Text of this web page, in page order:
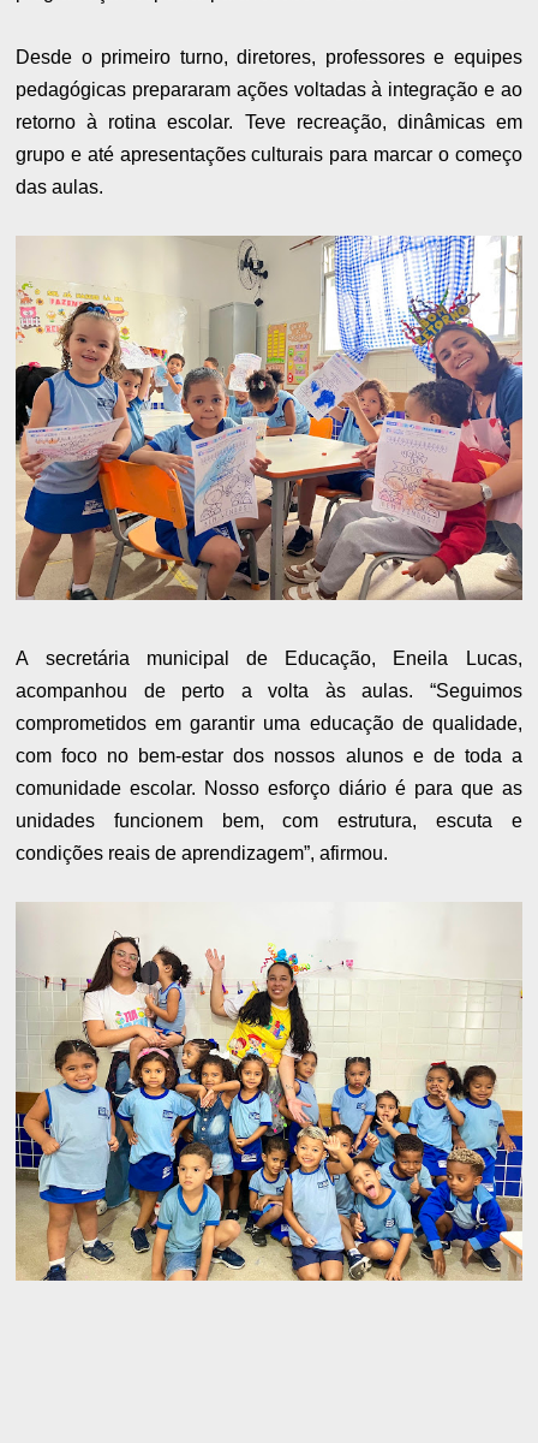
Desde o primeiro turno, diretores, professores e equipes
pedagógicas prepararam ações voltadas à integração e ao
retorno à rotina escolar. Teve recreação, dinâmicas em
grupo e até apresentações culturais para marcar o começo
das aulas.
A secretária municipal de Educação, Eneila Lucas,
acompanhou de perto a volta às aulas. “Seguimos
comprometidos em garantir uma educação de qualidade,
com foco no bem-estar dos nossos alunos e de toda a
comunidade escolar. Nosso esforço diário é para que as
unidades funcionem bem, com estrutura, escuta e
condições reais de aprendizagem”, afirmou.